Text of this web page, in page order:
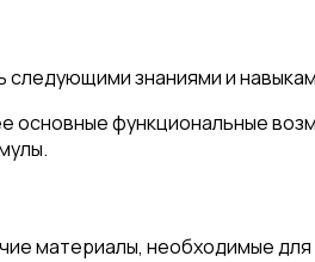
следующими знаниями и
основные функциональные
материалы, необходимые для